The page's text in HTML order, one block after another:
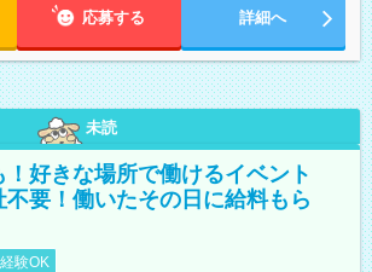
応募する 詳細へ
未読
！好きな場所で働けるイベント
要！働いたその日に給料もら
験OK